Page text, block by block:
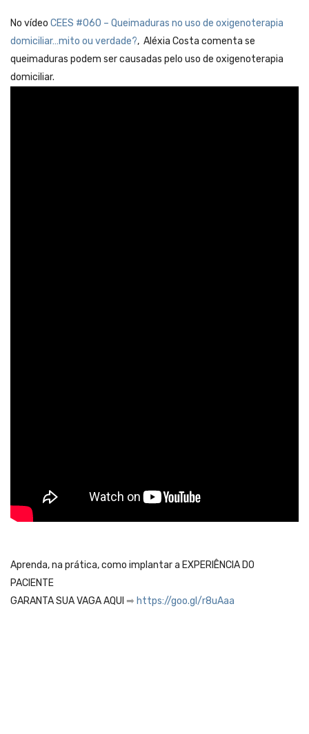
No vídeo CEES #060 – Queimaduras no uso de oxigenoterapia
domiciliar…mito ou verdade?, Aléxia Costa comenta se
queimaduras podem ser causadas pelo uso de oxigenoterapia
domiciliar.
Aprenda, na prática, como implantar a EXPERIÊNCIA DO
PACIENTE
GARANTA SUA VAGA AQUI ➡ https://goo.gl/r8uAaa